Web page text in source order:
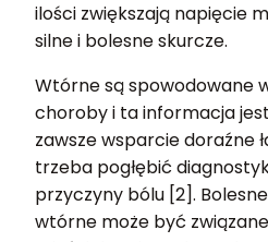
ilości zwiększają napięcie
silne i bolesne skurcze.
Wtórne są spowodowane
choroby i ta informacja
zawsze wsparcie doraźne
trzeba pogłębić
przyczyny bólu [2].
wtórne może być